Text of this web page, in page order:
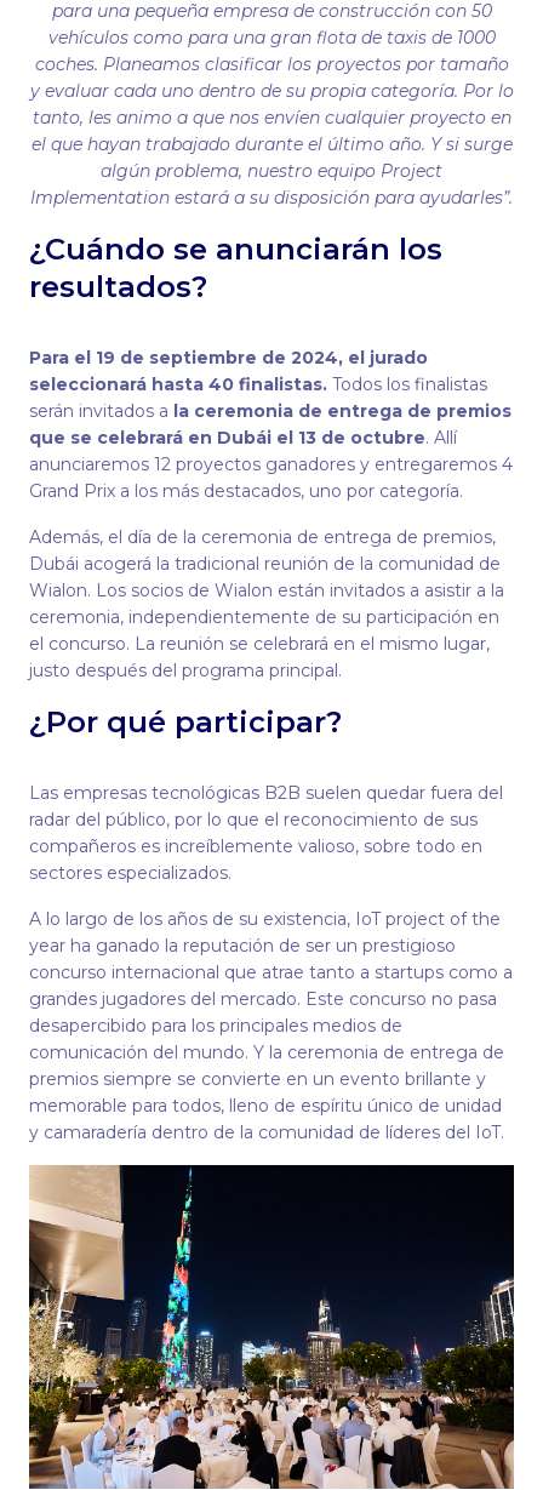
para una pequeña empresa de construcción con 50
vehículos como para una gran flota de taxis de 1000
coches. Planeamos clasificar los proyectos por tamaño
y evaluar cada uno dentro de su propia categoría. Por lo
tanto, les animo a que nos envíen cualquier proyecto en
el que hayan trabajado durante el último año. Y si surge
algún problema, nuestro equipo Project
Implementation estará a su disposición para ayudarles”.
¿Cuándo se anunciarán los
resultados?
Para el 19 de septiembre de 2024, el jurado
seleccionará hasta 40 finalistas. Todos los finalistas
serán invitados a la ceremonia de entrega de premios
que se celebrará en Dubái el 13 de octubre. Allí
anunciaremos 12 proyectos ganadores y entregaremos 4
Grand Prix a los más destacados, uno por categoría.
Además, el día de la ceremonia de entrega de premios,
Dubái acogerá la tradicional reunión de la comunidad de
Wialon. Los socios de Wialon están invitados a asistir a la
ceremonia, independientemente de su participación en
el concurso. La reunión se celebrará en el mismo lugar,
justo después del programa principal.
¿Por qué participar?
Las empresas tecnológicas B2B suelen quedar fuera del
radar del público, por lo que el reconocimiento de sus
compañeros es increíblemente valioso, sobre todo en
sectores especializados.
A lo largo de los años de su existencia, IoT project of the
year ha ganado la reputación de ser un prestigioso
concurso internacional que atrae tanto a startups como a
grandes jugadores del mercado. Este concurso no pasa
desapercibido para los principales medios de
comunicación del mundo. Y la ceremonia de entrega de
premios siempre se convierte en un evento brillante y
memorable para todos, lleno de espíritu único de unidad
y camaradería dentro de la comunidad de líderes del IoT.